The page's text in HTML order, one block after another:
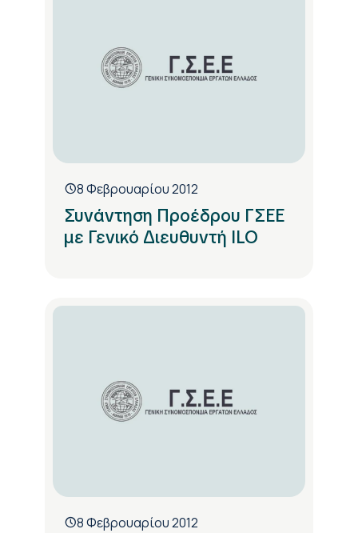
8 Φεβρουαρίου 2012
Συνάντηση Προέδρου ΓΣΕΕ
με Γενικό Διευθυντή ILO
8 Φεβρουαρίου 2012